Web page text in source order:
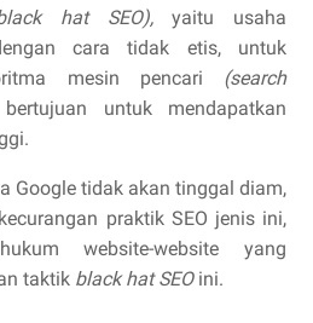
hat SEO),yaitu usaha
cara tidak etis, untuk
mesin pencari (search
untuk mendapatkan
Google tidak akan tinggal diam,
praktik SEO jenis ini,
website-website yang
taktik black hat SEOini.